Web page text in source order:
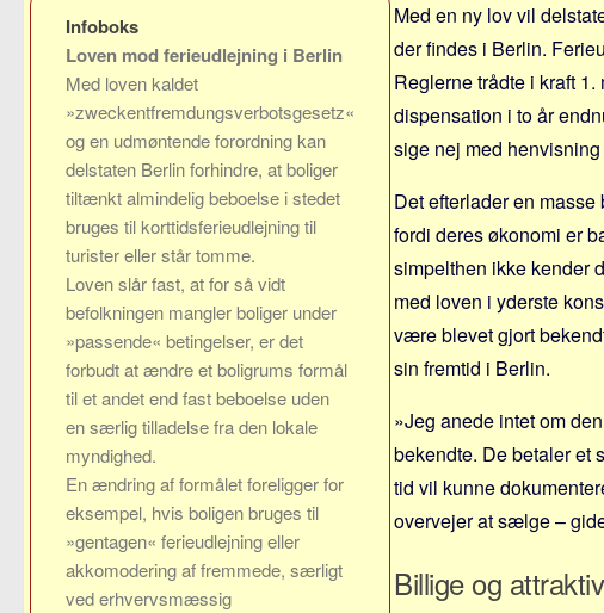
Med en ny lov vil
der findes i Berlin.
Reglerne trådte i kraft
dispensation i to år
sige nej med
Det efterlader en
fordi deres økonomi er
simpelthen ikke kender
med loven i yderste
være blevet gjort
sin fremtid i Berlin.
»Jeg anede intet om
bekendte. De betaler et
tid vil kunne
overvejer at sælge –
Billige og
Infoboks
Loven mod ferieudlejning i Berlin
Med loven kaldet
»zweckentfremdungsverbotsgesetz«
og en udmøn­tende forordning kan
delstaten Berlin forhindre, at boliger
tiltænkt almindelig beboelse i stedet
bruges til korttidsferie­udlejning til
turister eller står tomme.
Loven slår fast, at for så vidt
befolkningen mangler boliger under
»passende« betingelser, er det
forbudt at ændre et boligrums formål
til et andet end fast beboelse uden
en særlig tilladelse fra den lokale
myndighed.
En ændring af formålet foreligger for
eksempel, hvis boligen bruges til
»gentagen« ferieudlejning eller
akkomodering af fremmede, særligt
ved erhvervs­mæssig